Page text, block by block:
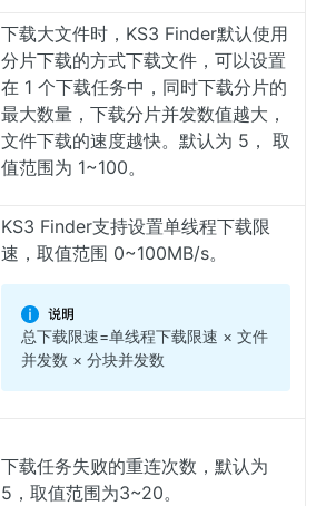
下载大文件时，KS3 Finder默认使用
分片下载的方式下载文件，可以设置
在 1 个下载任务中，同时下载分片的
最大数量，下载分片并发数值越大，
文件下载的速度越快。默认为 5， 取
值范围为 1~100。
KS3 Finder支持设置单线程下载限
速，取值范围 0~100MB/s。
总下载限速=单线程下载限速 × 文件
并发数 × 分块并发数
下载任务失败的重连次数，默认为
5，取值范围为3~20。